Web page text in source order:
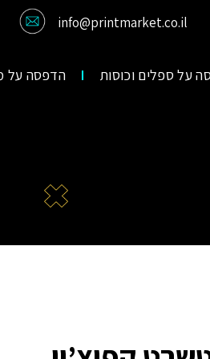
info@printmarket.co.il
על ספלים וכוסות הדפסה על